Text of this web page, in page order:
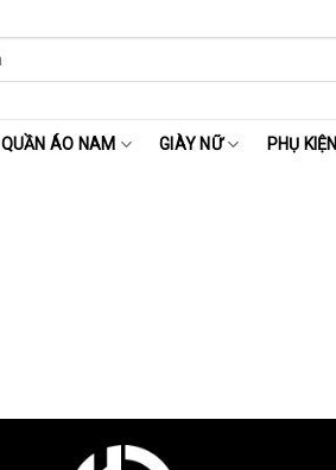
QUẦN ÁO NAM GIÀY NỮ PHỤ KIỆN